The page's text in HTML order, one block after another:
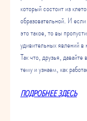
который состоит из
образовательной. И
это такое, то вы
удивительных явлений
Так что, друзья,
тему и узнаем, как
ПОДРОБНЕЕ ЗДЕСЬ